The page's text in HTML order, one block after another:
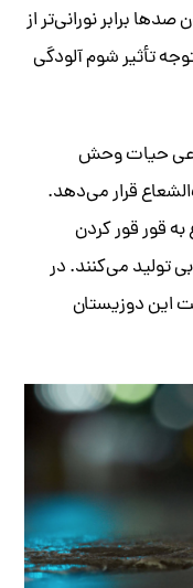
برابر نورانی‌تر از
تأثیر شوم آلودگی
حیات وحش
قرار می‌دهد.
قور قور کردن
تولید می‌کنند. در
این دوزیستان